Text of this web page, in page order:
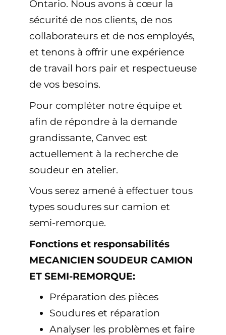
Ontario. Nous avons à cœur la
sécurité de nos clients, de nos
collaborateurs et de nos employés,
et tenons à offrir une expérience
de travail hors pair et respectueuse
de vos besoins.
Pour compléter notre équipe et
afin de répondre à la demande
grandissante, Canvec est
actuellement à la recherche de
soudeur en atelier.
Vous serez amené à effectuer tous
types soudures sur camion et
semi-remorque.
Fonctions et responsabilités
MECANICIEN SOUDEUR CAMION
ET SEMI-REMORQUE:
Préparation des pièces
Soudures et réparation
Analyser les problèmes et faire